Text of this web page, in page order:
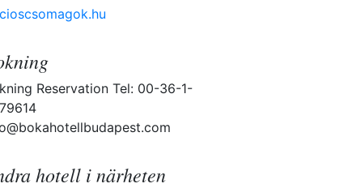
Reservation Tel: 00-36-1-
hotell i närheten